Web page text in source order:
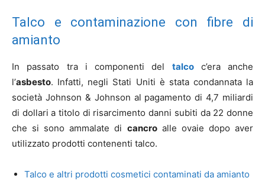
Talco e contaminazione con fibre di
amianto
In passato tra i componenti del talcoc’era anche
l’asbesto. Infatti, negli Stati Uniti è stata condannata la
società Johnson & Johnson al pagamento di 4,7 miliardi
di dollari a titolo di risarcimento danni subiti da 22 donne
che si sono ammalate di cancroalle ovaie dopo aver
utilizzato prodotti contenenti talco.
Talco e altri prodotti cosmetici contaminati da amianto